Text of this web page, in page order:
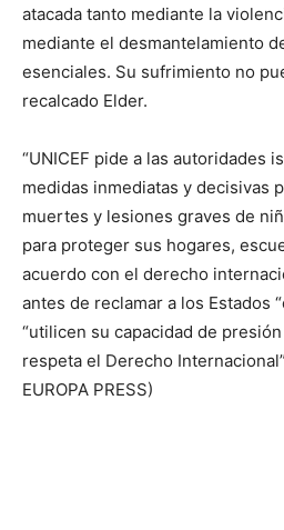
atacada tanto mediante la
mediante el desmantelamiento
esenciales. Su sufrimiento no
recalcado Elder.
“UNICEF pide a las autoridades
medidas inmediatas y decisivas
muertes y lesiones graves de
para proteger sus hogares,
acuerdo con el derecho
antes de reclamar a los Estados
“utilicen su capacidad de
respeta el Derecho
EUROPA PRESS)